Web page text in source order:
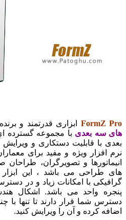
FormZابزاری قدرتمند و برنده
سه بعدی با مجموعه گسترده ای
با قابلیت دستکاری و ویرایش آسان
ویژه و مفید برای معماران,
و تصویرگران، طراحان
طراحی می باشد ، این ابزار
با امکانات زیاد و در دسترس
واحد می باشد. اشکال هندسی
شما قرار دارند تا تنها با چند
کرده و آن را ویرایش کنید.